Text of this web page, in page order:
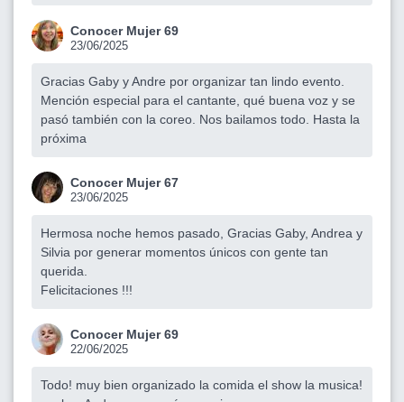
Conocer Mujer 69
23/06/2025
Gracias Gaby y Andre por organizar tan lindo evento.
Mención especial para el cantante, qué buena voz y se
pasó también con la coreo. Nos bailamos todo. Hasta la
próxima
Conocer Mujer 67
23/06/2025
Hermosa noche hemos pasado, Gracias Gaby, Andrea y
Silvia por generar momentos únicos con gente tan
querida.
Felicitaciones !!!
Conocer Mujer 69
22/06/2025
Todo! muy bien organizado la comida el show la musica!